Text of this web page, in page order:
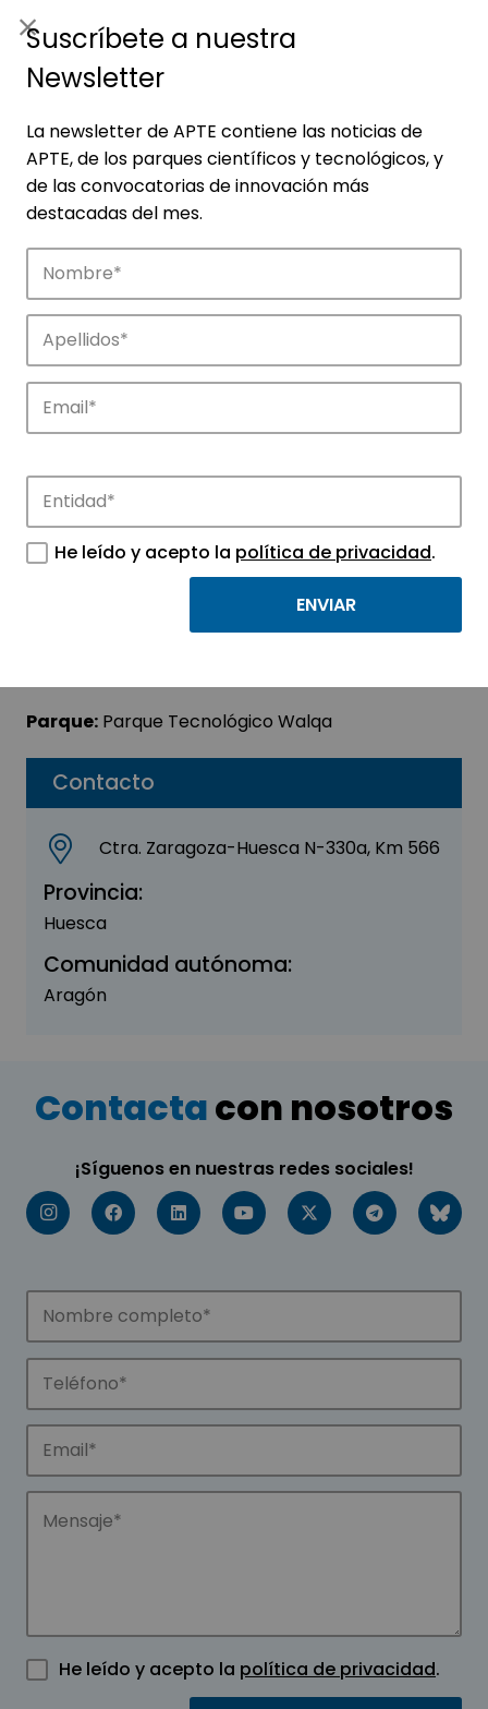
Empresas
Descubre las empresas que impulsan la
innovación en los parques de APTE.
Contacto
Ctra. Zaragoza-Huesca N-330a, Km 566
Provincia:
Huesca
Comunidad autónoma:
Aragón
Fernando Rivera
INFORMACIÓN, INFORMÁTICA Y
Programación y consultoría
Parque: Parque Tecnológico Walqa
Contactacon nosotros
¡Síguenos en nuestras redes sociales!
He leído y acepto la política de privacidad.
Suscríbete a nuestra
Newsletter
La newsletter de APTE contiene las noticias de
APTE, de los parques científicos y tecnológicos, y
de las convocatorias de innovación más
destacadas del mes.
He leído y acepto la política de privacidad.